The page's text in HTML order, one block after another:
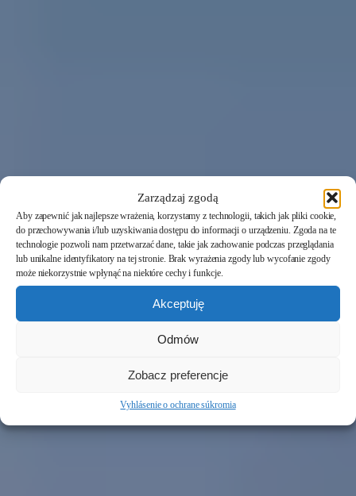
Zarządzaj zgodą
Aby zapewnić jak najlepsze wrażenia, korzystamy z technologii, takich jak pliki cookie,
do przechowywania i/lub uzyskiwania dostępu do informacji o urządzeniu. Zgoda na te
technologie pozwoli nam przetwarzać dane, takie jak zachowanie podczas przeglądania
lub unikalne identyfikatory na tej stronie. Brak wyrażenia zgody lub wycofanie zgody
może niekorzystnie wpłynąć na niektóre cechy i funkcje.
Akceptuję
Odmów
Zobacz preferencje
Vyhlásenie o ochrane súkromia